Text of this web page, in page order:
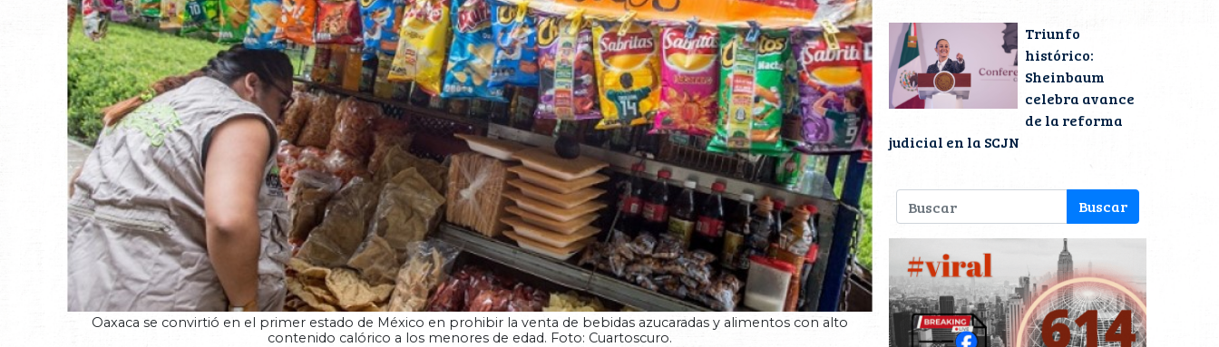
Oaxaca se convirtió en el primer estado de México en prohibir la venta de bebidas azucaradas y alimentos con alto
contenido calórico a los menores de edad. Foto: Cuartoscuro.
Triunfo
histórico:
Sheinbaum
celebra avance
de la reforma
judicial en la SCJN